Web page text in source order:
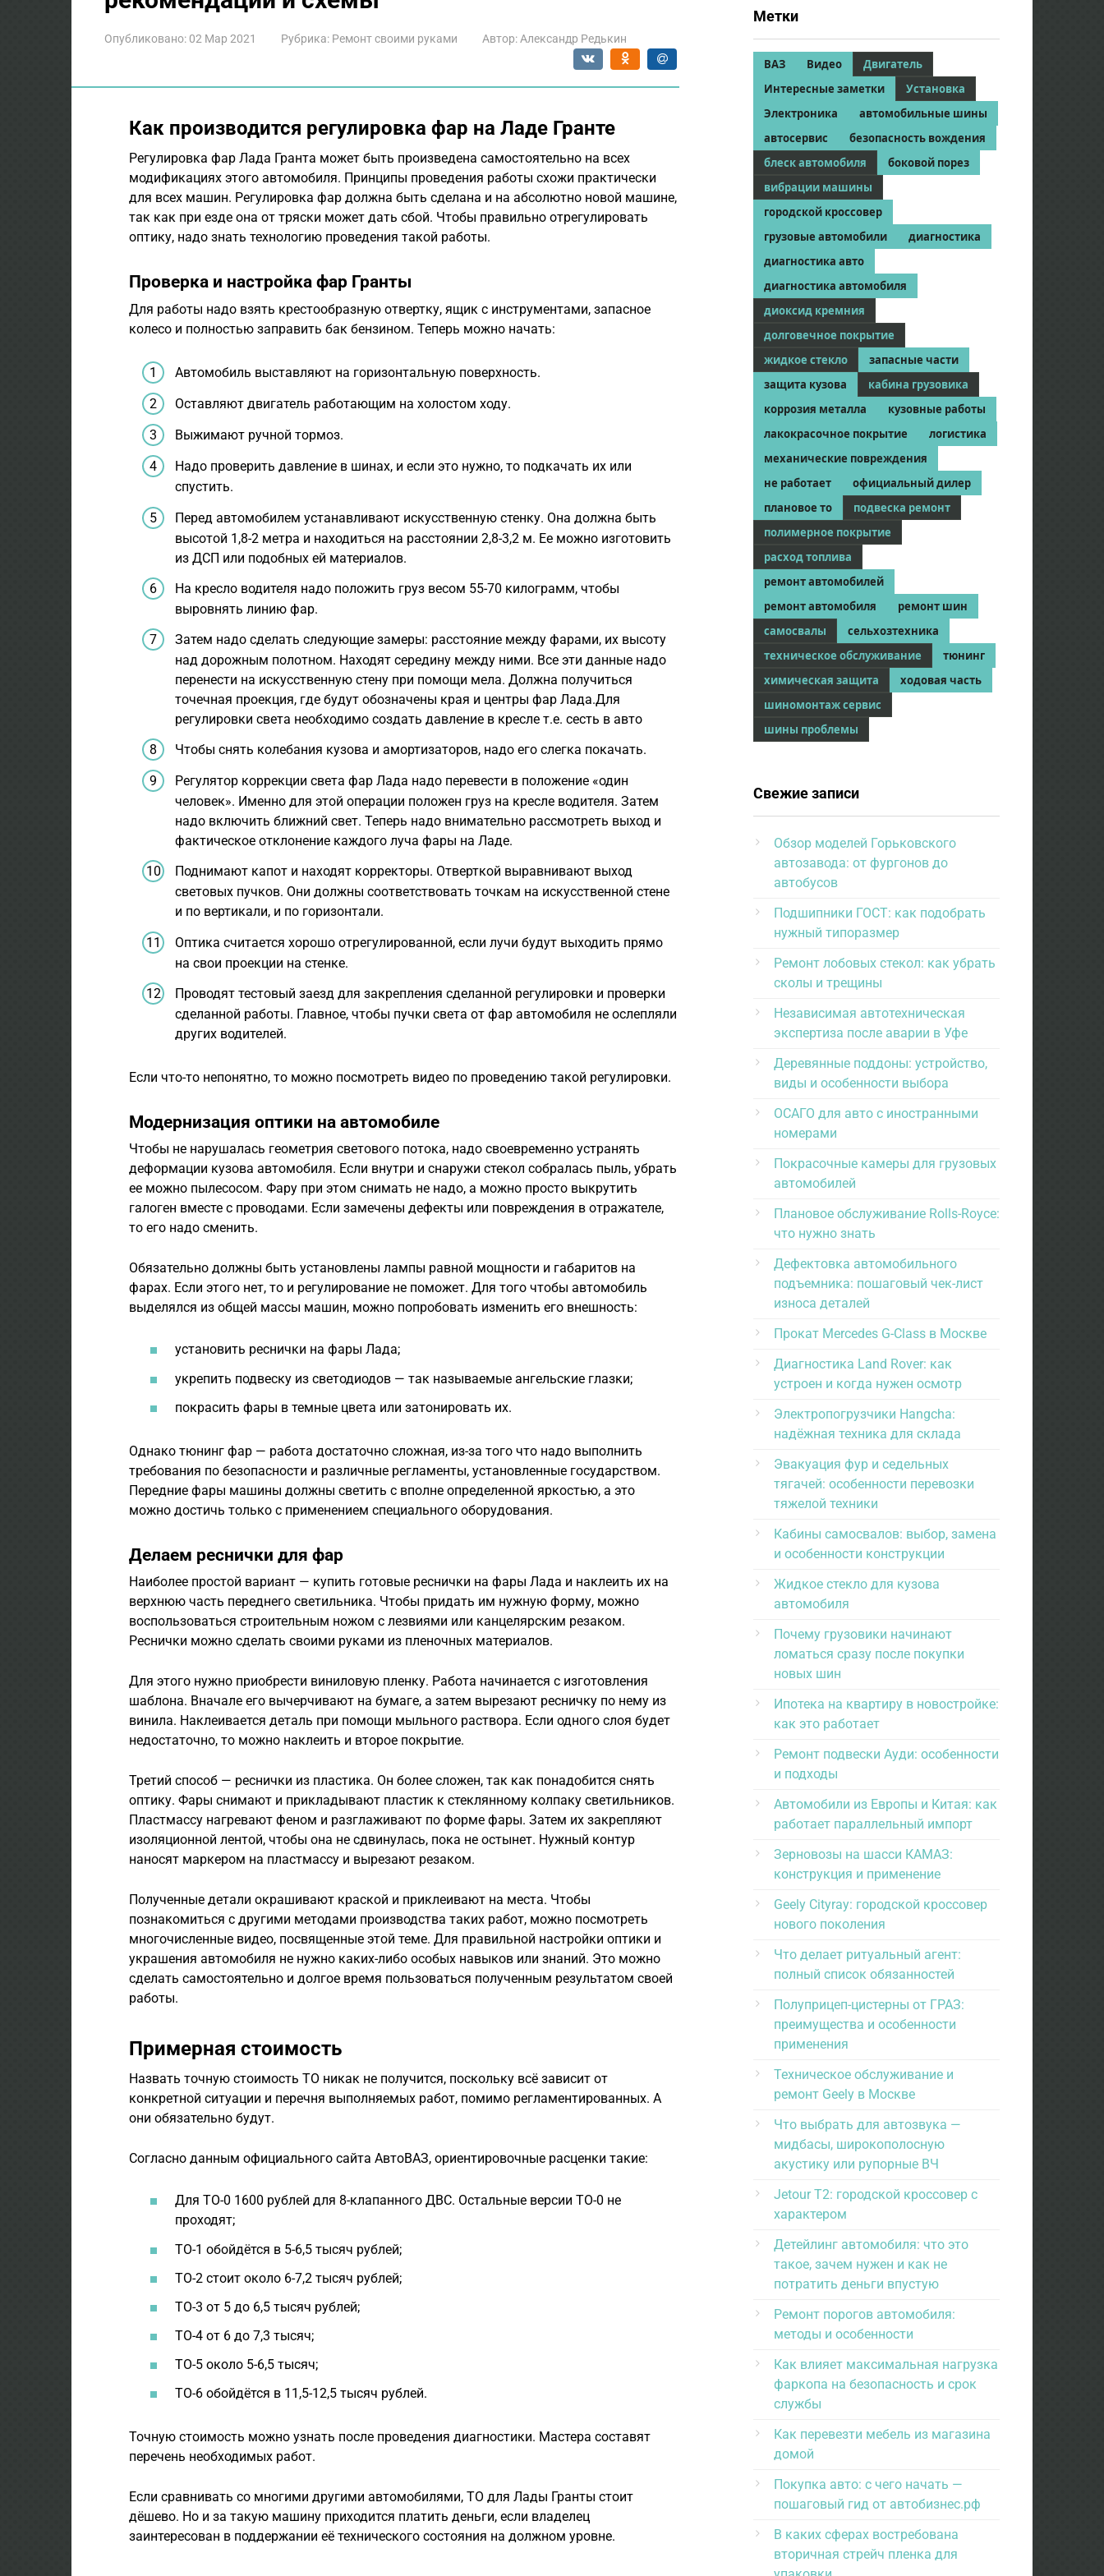
Опубликовано: 02 Мар 2021 Рубрика: Ремонт своими руками Автор: Александр Редькин
Как производится регулировка фар на Ладе Гранте
Регулировка фар Лада Гранта может быть произведена самостоятельно на всех
модификациях этого автомобиля. Принципы проведения работы схожи практически
для всех машин. Регулировка фар должна быть сделана и на абсолютно новой машине,
так как при езде она от тряски может дать сбой. Чтобы правильно отрегулировать
оптику, надо знать технологию проведения такой работы.
Проверка и настройка фар Гранты
Для работы надо взять крестообразную отвертку, ящик с инструментами, запасное
колесо и полностью заправить бак бензином. Теперь можно начать:
Автомобиль выставляют на горизонтальную поверхность.
Оставляют двигатель работающим на холостом ходу.
Выжимают ручной тормоз.
Надо проверить давление в шинах, и если это нужно, то подкачать их или
спустить.
Перед автомобилем устанавливают искусственную стенку. Она должна быть
высотой 1,8-2 метра и находиться на расстоянии 2,8-3,2 м. Ее можно изготовить
из ДСП или подобных ей материалов.
На кресло водителя надо положить груз весом 55-70 килограмм, чтобы
выровнять линию фар.
Затем надо сделать следующие замеры: расстояние между фарами, их высоту
над дорожным полотном. Находят середину между ними. Все эти данные надо
перенести на искусственную стену при помощи мела. Должна получиться
точечная проекция, где будут обозначены края и центры фар Лада.Для
регулировки света необходимо создать давление в кресле т.е. сесть в авто
Чтобы снять колебания кузова и амортизаторов, надо его слегка покачать.
Регулятор коррекции света фар Лада надо перевести в положение «один
человек». Именно для этой операции положен груз на кресле водителя. Затем
надо включить ближний свет. Теперь надо внимательно рассмотреть выход и
фактическое отклонение каждого луча фары на Ладе.
Поднимают капот и находят корректоры. Отверткой выравнивают выход
световых пучков. Они должны соответствовать точкам на искусственной стене
и по вертикали, и по горизонтали.
Оптика считается хорошо отрегулированной, если лучи будут выходить прямо
на свои проекции на стенке.
Проводят тестовый заезд для закрепления сделанной регулировки и проверки
сделанной работы. Главное, чтобы пучки света от фар автомобиля не ослепляли
других водителей.
Если что-то непонятно, то можно посмотреть видео по проведению такой регулировки.
Модернизация оптики на автомобиле
Чтобы не нарушалась геометрия светового потока, надо своевременно устранять
деформации кузова автомобиля. Если внутри и снаружи стекол собралась пыль, убрать
ее можно пылесосом. Фару при этом снимать не надо, а можно просто выкрутить
галоген вместе с проводами. Если замечены дефекты или повреждения в отражателе,
то его надо сменить.
Обязательно должны быть установлены лампы равной мощности и габаритов на
фарах. Если этого нет, то и регулирование не поможет. Для того чтобы автомобиль
выделялся из общей массы машин, можно попробовать изменить его внешность:
установить реснички на фары Лада;
укрепить подвеску из светодиодов — так называемые ангельские глазки;
покрасить фары в темные цвета или затонировать их.
Однако тюнинг фар — работа достаточно сложная, из-за того что надо выполнить
требования по безопасности и различные регламенты, установленные государством.
Передние фары машины должны светить с вполне определенной яркостью, а это
можно достичь только с применением специального оборудования.
Делаем реснички для фар
Наиболее простой вариант — купить готовые реснички на фары Лада и наклеить их на
верхнюю часть переднего светильника. Чтобы придать им нужную форму, можно
воспользоваться строительным ножом с лезвиями или канцелярским резаком.
Реснички можно сделать своими руками из пленочных материалов.
Для этого нужно приобрести виниловую пленку. Работа начинается с изготовления
шаблона. Вначале его вычерчивают на бумаге, а затем вырезают ресничку по нему из
винила. Наклеивается деталь при помощи мыльного раствора. Если одного слоя будет
недостаточно, то можно наклеить и второе покрытие.
Третий способ — реснички из пластика. Он более сложен, так как понадобится снять
оптику. Фары снимают и прикладывают пластик к стеклянному колпаку светильников.
Пластмассу нагревают феном и разглаживают по форме фары. Затем их закрепляют
изоляционной лентой, чтобы она не сдвинулась, пока не остынет. Нужный контур
наносят маркером на пластмассу и вырезают резаком.
Полученные детали окрашивают краской и приклеивают на места. Чтобы
познакомиться с другими методами производства таких работ, можно посмотреть
многочисленные видео, посвященные этой теме. Для правильной настройки оптики и
украшения автомобиля не нужно каких-либо особых навыков или знаний. Это можно
сделать самостоятельно и долгое время пользоваться полученным результатом своей
работы.
Примерная стоимость
Назвать точную стоимость ТО никак не получится, поскольку всё зависит от
конкретной ситуации и перечня выполняемых работ, помимо регламентированных. А
они обязательно будут.
Согласно данным официального сайта АвтоВАЗ, ориентировочные расценки такие:
Для ТО-0 1600 рублей для 8-клапанного ДВС. Остальные версии ТО-0 не
проходят;
ТО-1 обойдётся в 5-6,5 тысяч рублей;
ТО-2 стоит около 6-7,2 тысяч рублей;
ТО-3 от 5 до 6,5 тысяч рублей;
ТО-4 от 6 до 7,3 тысяч;
ТО-5 около 5-6,5 тысяч;
ТО-6 обойдётся в 11,5-12,5 тысяч рублей.
Точную стоимость можно узнать после проведения диагностики. Мастера составят
перечень необходимых работ.
Если сравнивать со многими другими автомобилями, ТО для Лады Гранты стоит
дёшево. Но и за такую машину приходится платить деньги, если владелец
заинтересован в поддержании её технического состояния на должном уровне.
Метки
ВАЗ Видео
Двигатель
Интересные заметки
Установка
Электроника
автомобильные шины
автосервис
безопасность вождения
блеск автомобиля
боковой порез
вибрации машины
городской кроссовер
грузовые автомобили
диагностика
диагностика авто
диагностика автомобиля
диоксид кремния
долговечное покрытие
жидкое стекло
запасные части
защита кузова
кабина грузовика
коррозия металла
кузовные работы
лакокрасочное покрытие
логистика
механические повреждения
не работает
официальный дилер
плановое то
подвеска ремонт
полимерное покрытие
расход топлива
ремонт автомобилей
ремонт автомобиля
ремонт шин
самосвалы
сельхозтехника
техническое обслуживание
тюнинг
химическая защита
ходовая часть
шиномонтаж сервис
шины проблемы
Свежие записи
Обзор моделей Горьковского
автозавода: от фургонов до
автобусов
Подшипники ГОСТ: как подобрать
нужный типоразмер
Ремонт лобовых стекол: как убрать
сколы и трещины
Независимая автотехническая
экспертиза после аварии в Уфе
Деревянные поддоны: устройство,
виды и особенности выбора
ОСАГО для авто с иностранными
номерами
Покрасочные камеры для грузовых
автомобилей
Плановое обслуживание Rolls-Royce:
что нужно знать
Дефектовка автомобильного
подъемника: пошаговый чек-лист
износа деталей
Прокат Mercedes G-Class в Москве
Диагностика Land Rover: как
устроен и когда нужен осмотр
Электропогрузчики Hangcha:
надёжная техника для склада
Эвакуация фур и седельных
тягачей: особенности перевозки
тяжелой техники
Кабины самосвалов: выбор, замена
и особенности конструкции
Жидкое стекло для кузова
автомобиля
Почему грузовики начинают
ломаться сразу после покупки
новых шин
Ипотека на квартиру в новостройке:
как это работает
Ремонт подвески Ауди: особенности
и подходы
Автомобили из Европы и Китая: как
работает параллельный импорт
Зерновозы на шасси КАМАЗ:
конструкция и применение
Geely Cityray: городской кроссовер
нового поколения
Что делает ритуальный агент:
полный список обязанностей
Полуприцеп-цистерны от ГРАЗ:
преимущества и особенности
применения
Техническое обслуживание и
ремонт Geely в Москве
Что выбрать для автозвука —
мидбасы, широкополосную
акустику или рупорные ВЧ
Jetour T2: городской кроссовер с
характером
Детейлинг автомобиля: что это
такое, зачем нужен и как не
потратить деньги впустую
Ремонт порогов автомобиля:
методы и особенности
Как влияет максимальная нагрузка
фаркопа на безопасность и срок
службы
Как перевезти мебель из магазина
домой
Покупка авто: с чего начать —
пошаговый гид от автобизнес.рф
В каких сферах востребована
вторичная стрейч пленка для